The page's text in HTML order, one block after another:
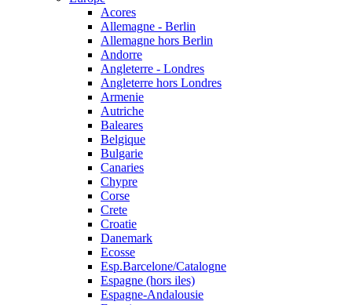
Acores
Allemagne - Berlin
Allemagne hors Berlin
Andorre
Angleterre - Londres
Angleterre hors Londres
Armenie
Autriche
Baleares
Belgique
Bulgarie
Canaries
Chypre
Corse
Crete
Croatie
Danemark
Ecosse
Esp.Barcelone/Catalogne
Espagne (hors iles)
Espagne-Andalousie